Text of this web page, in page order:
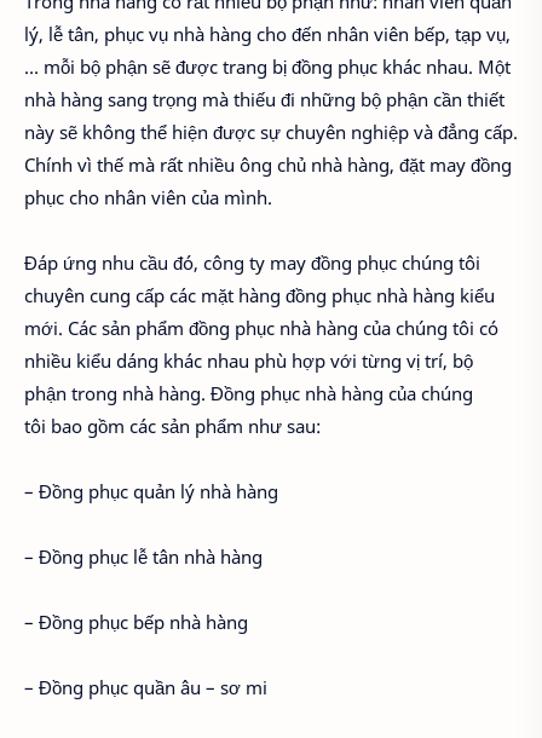
lý, lễ tân, phục vụ nhà hàng cho đến nhân viên bếp, tạp vụ,
… mỗi bộ phận sẽ được trang bị đồng phục khác nhau. Một
nhà hàng sang trọng mà thiếu đi những bộ phận cần thiết
này sẽ không thể hiện được sự chuyên nghiệp và đẳng cấp.
Chính vì thế mà rất nhiều ông chủ nhà hàng, đặt may đồng
phục cho nhân viên của mình.
Đáp ứng nhu cầu đó, công ty may đồng phục chúng tôi
chuyên cung cấp các mặt hàng đồng phục nhà hàng kiểu
mới. Các sản phẩm đồng phục nhà hàng của chúng tôi có
nhiều kiểu dáng khác nhau phù hợp với từng vị trí, bộ
phận trong nhà hàng. Đồng phục nhà hàng của chúng
tôi bao gồm các sản phẩm như sau:
– Đồng phục quản lý nhà hàng
– Đồng phục lễ tân nhà hàng
– Đồng phục bếp nhà hàng
– Đồng phục quần âu – sơ mi